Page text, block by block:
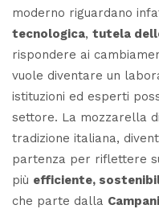
moderno riguardano
tecnologica, tutela
rispondere ai
vuole diventare un
istituzioni ed esperti
settore. La mozzarella
tradizione italiana,
partenza per riflettere
più efficiente,
che parte dalla